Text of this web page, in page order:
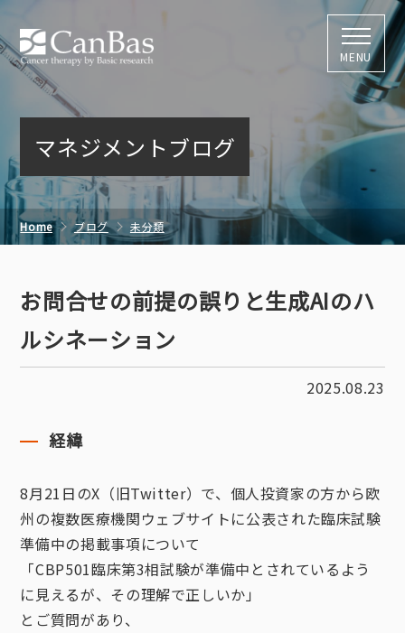
株式会社キャン
MENU
マネジメントブログ
Home ブログ 未分類
お問合せの前提の誤りと生成AIのハ
ルシネーション
2025.08.23
経緯
8月21日のX（旧Twitter）で、個人投資家の方から欧
州の複数医療機関ウェブサイトに公表された臨床試験
準備中の掲載事項について
「CBP501臨床第3相試験が準備中とされているよう
に見えるが、その理解で正しいか」
とご質問があり、